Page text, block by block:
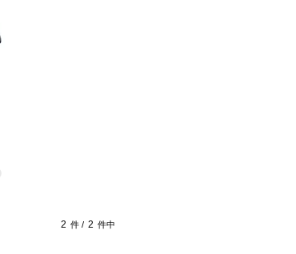
2 件 / 2 件中